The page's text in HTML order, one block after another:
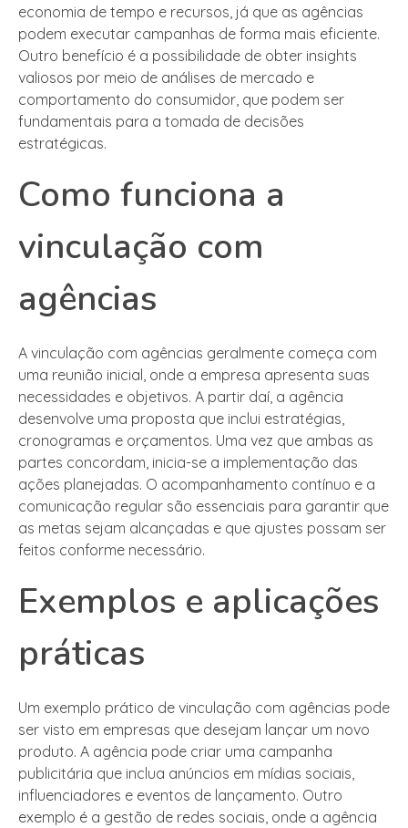
economia de tempo e recursos, já que as agências
podem executar campanhas de forma mais eficiente.
Outro benefício é a possibilidade de obter insights
valiosos por meio de análises de mercado e
comportamento do consumidor, que podem ser
fundamentais para a tomada de decisões
estratégicas.
Como funciona a
vinculação com
agências
A vinculação com agências geralmente começa com
uma reunião inicial, onde a empresa apresenta suas
necessidades e objetivos. A partir daí, a agência
desenvolve uma proposta que inclui estratégias,
cronogramas e orçamentos. Uma vez que ambas as
partes concordam, inicia-se a implementação das
ações planejadas. O acompanhamento contínuo e a
comunicação regular são essenciais para garantir que
as metas sejam alcançadas e que ajustes possam ser
feitos conforme necessário.
Exemplos e aplicações
práticas
Um exemplo prático de vinculação com agências pode
ser visto em empresas que desejam lançar um novo
produto. A agência pode criar uma campanha
publicitária que inclua anúncios em mídias sociais,
influenciadores e eventos de lançamento. Outro
exemplo é a gestão de redes sociais, onde a agência